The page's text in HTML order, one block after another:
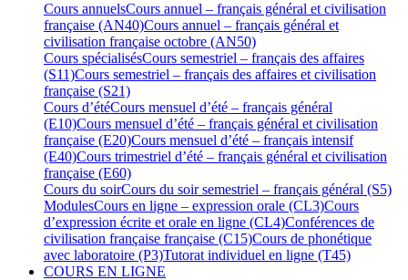
Cours annuelsCours annuel – français général et civilisation
française (AN40)Cours annuel – français général et
civilisation française octobre (AN50)
Cours spécialisésCours semestriel – français des affaires
(S11)Cours semestriel – français des affaires et civilisation
française (S21)
Cours d’étéCours mensuel d’été – français général
(E10)Cours mensuel d’été – français général et civilisation
française (E20)Cours mensuel d’été – français intensif
(E40)Cours trimestriel d’été – français général et civilisation
française (E60)
Cours du soirCours du soir semestriel – français général (S5)
ModulesCours en ligne – expression orale (CL3)Cours
d’expression écrite et orale en ligne (CL4)Conférences de
civilisation française française (C15)Cours de phonétique
avec laboratoire (P3)Tutorat individuel en ligne (T45)
COURS EN LIGNE